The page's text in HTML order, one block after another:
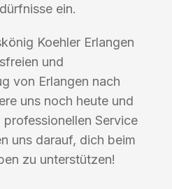
ein.
Koehler Erlangen
und
von Erlangen nach
uns noch heute und
Service
uns darauf, dich beim
zu unterstützen!